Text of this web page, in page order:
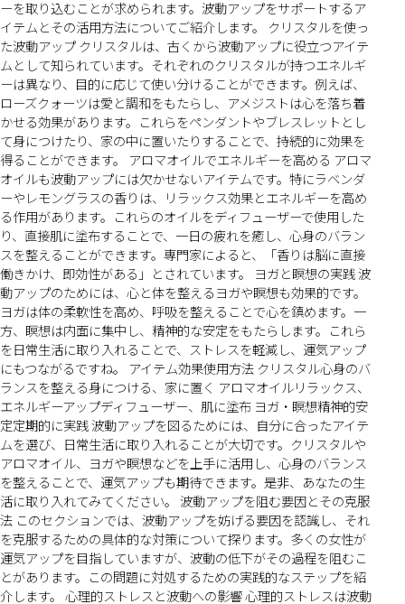
ーを取り込むことが求められます。波動アップをサポートするア
イテムとその活用方法についてご紹介します。 クリスタルを使っ
た波動アップ クリスタルは、古くから波動アップに役立つアイテ
ムとして知られています。それぞれのクリスタルが持つエネルギ
ーは異なり、目的に応じて使い分けることができます。例えば、
ローズクォーツは愛と調和をもたらし、アメジストは心を落ち着
かせる効果があります。これらをペンダントやブレスレットとし
て身につけたり、家の中に置いたりすることで、持続的に効果を
得ることができます。 アロマオイルでエネルギーを高める アロマ
オイルも波動アップには欠かせないアイテムです。特にラベンダ
ーやレモングラスの香りは、リラックス効果とエネルギーを高め
る作用があります。これらのオイルをディフューザーで使用した
り、直接肌に塗布することで、一日の疲れを癒し、心身のバラン
スを整えることができます。専門家によると、「香りは脳に直接
働きかけ、即効性がある」とされています。 ヨガと瞑想の実践 波
動アップのためには、心と体を整えるヨガや瞑想も効果的です。
ヨガは体の柔軟性を高め、呼吸を整えることで心を鎮めます。一
方、瞑想は内面に集中し、精神的な安定をもたらします。これら
を日常生活に取り入れることで、ストレスを軽減し、運気アップ
にもつながるですね。 アイテム効果使用方法 クリスタル心身のバ
ランスを整える身につける、家に置く アロマオイルリラックス、
エネルギーアップディフューザー、肌に塗布 ヨガ・瞑想精神的安
定定期的に実践 波動アップを図るためには、自分に合ったアイテ
ムを選び、日常生活に取り入れることが大切です。クリスタルや
アロマオイル、ヨガや瞑想などを上手に活用し、心身のバランス
を整えることで、運気アップも期待できます。是非、あなたの生
活に取り入れてみてください。 波動アップを阻む要因とその克服
法 このセクションでは、波動アップを妨げる要因を認識し、それ
を克服するための具体的な対策について探ります。多くの女性が
運気アップを目指していますが、波動の低下がその過程を阻むこ
とがあります。この問題に対処するための実践的なステップを紹
介します。 心理的ストレスと波動への影響 心理的ストレスは波動